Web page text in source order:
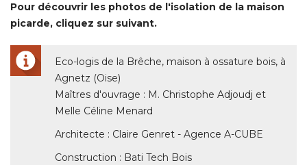
Pour découvrir les photos de l'isolation de la maison
picarde, cliquez sur suivant.
Eco-logis de la Brêche, maison à ossature bois, à
Agnetz (Oise)
Maîtres d'ouvrage : M. Christophe Adjoudj et
Melle Céline Menard
Architecte : Claire Genret - Agence A-CUBE
Construction : Bati Tech Bois